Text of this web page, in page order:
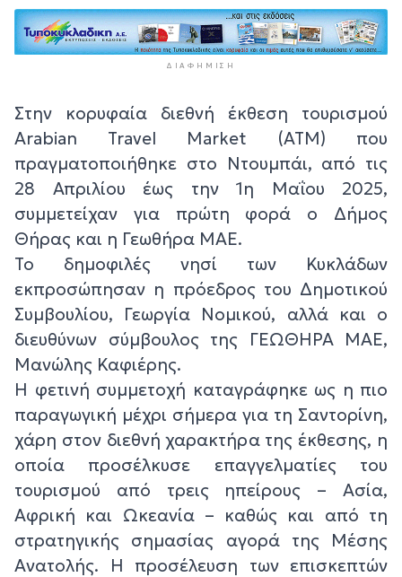
ΔΙΑΦΉΜΙΣΗ
Στην κορυφαία διεθνή έκθεση τουρισμού
Arabian Travel Market (ATM) που
πραγματοποιήθηκε στο Ντουμπάι, από τις
28 Απριλίου έως την 1η Μαΐου 2025,
συμμετείχαν για πρώτη φορά ο Δήμος
Θήρας και η Γεωθήρα ΜΑΕ.
Το δημοφιλές νησί των Κυκλάδων
εκπροσώπησαν η πρόεδρος του Δημοτικού
Συμβουλίου, Γεωργία Νομικού, αλλά και ο
διευθύνων σύμβουλος της ΓΕΩΘΗΡΑ ΜΑΕ,
Μανώλης Καφιέρης.
Η φετινή συμμετοχή καταγράφηκε ως η πιο
παραγωγική μέχρι σήμερα για τη Σαντορίνη,
χάρη στον διεθνή χαρακτήρα της έκθεσης, η
οποία προσέλκυσε επαγγελματίες του
τουρισμού από τρεις ηπείρους – Ασία,
Αφρική και Ωκεανία – καθώς και από τη
στρατηγικής σημασίας αγορά της Μέσης
Ανατολής. Η προσέλευση των επισκεπτών